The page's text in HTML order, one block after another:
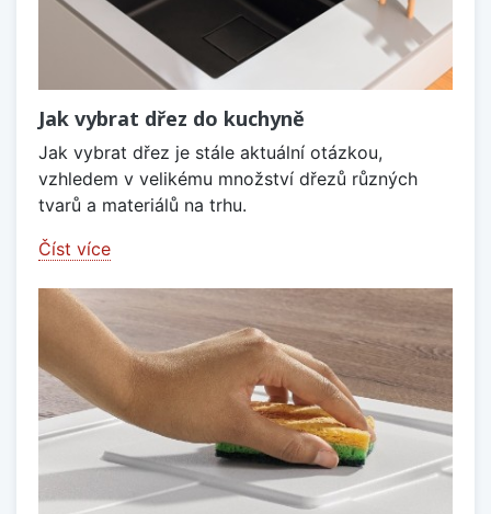
Jak vybrat dřez do kuchyně
Jak vybrat dřez je stále aktuální otázkou,
vzhledem v velikému množství dřezů různých
tvarů a materiálů na trhu.
Číst více